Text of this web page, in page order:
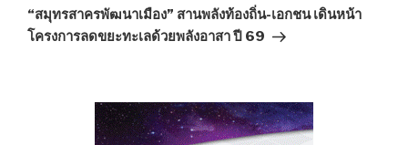
Post
“สมุทรสาครพัฒนาเมือง” สานพลังท้องถิ่น-เอกชน เดินหน้า
โครงการลดขยะทะเลด้วยพลังอาสา ปี 69